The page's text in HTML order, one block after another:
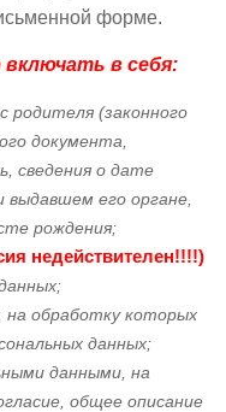
форме.
в себя:
(законного
документа,
сведения о дате
выдавшем его органе,
рождения;
недействителен!!!!)
на обработку которых
данных;
данными, на
общее описание